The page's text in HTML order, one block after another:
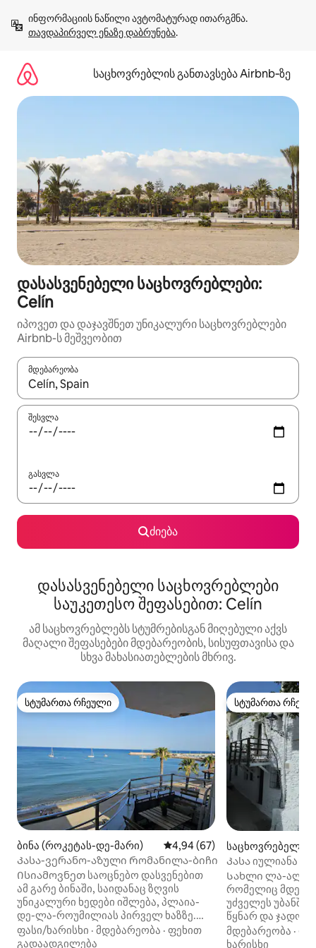
გადასვლა
თავდაპირველ ენაზე დაბრუნება.
საცხოვრებლის განთავსება Airbnb‑ზე
დასასვენებელი საცხოვრებლები:
Celín
იპოვეთ და დაჯავშნეთ უნიკალური საცხოვრებლები
Airbnb-ს მეშვეობით
მდებარეობა
როცა შედეგები ხელმისაწვდომი გახდება, ნავიგაციისთვის
შესვლა
გასვლა
ძიება
დასასვენებელი საცხოვრებლები
საუკეთესო შეფასებით: Celín
ამ საცხოვრებლებს სტუმრებისგან მიღებული აქვს
მაღალი შეფასებები მდებარეობის, სისუფთავისა და
სხვა მახასიათებლების მხრივ.
სტუმართა რჩეული
სტუმართა რჩეული
ბინა (როკეტას-დე-მარი) საშუალო შეფასებაა 5‑დან
4,94 (67)
Კასა-ვერანო-აზული Რომანილა-ბიჩი
Ისიამოვნეთ საოცნებო დასვენებით
ამ გარე ბინაში, საიდანაც ზღვის
უნიკალური ხედები იშლება, პლაია-
დე-ლა-როუმილიას პირველ ხაზზე.
Მოდით და დატკბით დამსახურებული
დასვენებით, ხმელთაშუა ზღვის
ფასი/ხარისხი · მდებარეობა · ფეხით
გადაადგილება
სტუმართა
სტუმართა
საცხოვრებელი
რა)
Კასა იულიანა
კვარტალში
Სახლი ლა-
რომელიც
უძველეს
წყნარ და
თხრილების,
მდებარეობა ·
ხარისხი